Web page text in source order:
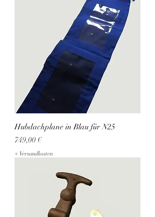
Hubdachplane in Blau für N25
Preis
749,00 €
+ Versandkosten